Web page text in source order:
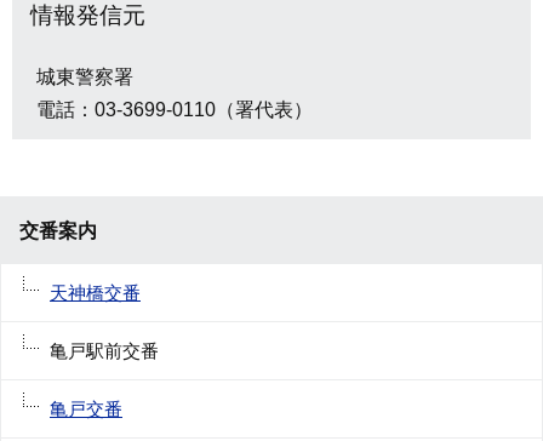
情報発信元
城東警察署
電話：03-3699-0110（署代表）
交番案内
天神橋交番
亀戸駅前交番
亀戸交番